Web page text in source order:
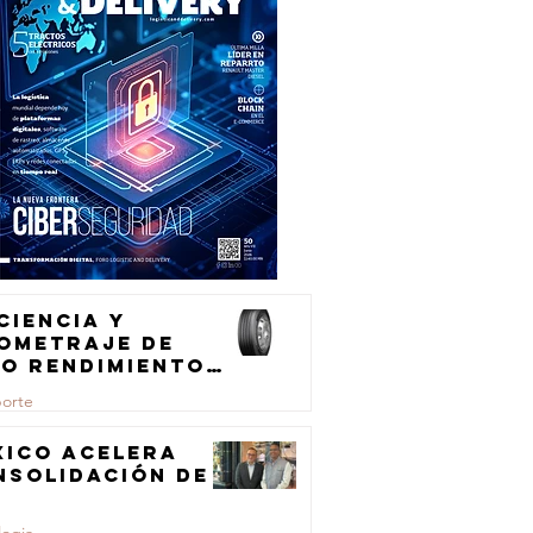
y
de
rendimiento
de
acelera
de